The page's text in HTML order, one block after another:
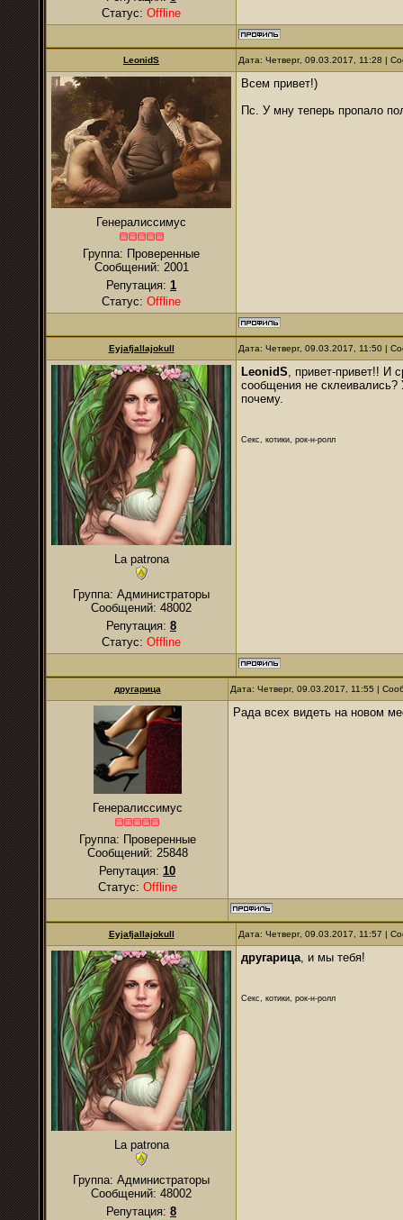
Статус: Offline
LeonidS Дата: Четверг, 09.03.2017, 11:28 |
Генералиссимус
Группа: Проверенные
Сообщений: 2001
Репутация: 1
Статус: Offline
Всем привет!)
Пс. У мну теперь пропало
Eyjafjallajokull Дата: Четверг, 09.03.2017, 11:50 |
La patrona
Группа: Администраторы
Сообщений: 48002
Репутация: 8
Статус: Offline
LeonidS, привет-привет!! И
сообщения не
почему.
Секс, котики, рок-н-ролл
другарица Дата: Четверг, 09.03.2017, 11:55 |
Генералиссимус
Группа: Проверенные
Сообщений: 25848
Репутация: 10
Статус: Offline
Рада всех видеть на новом
Eyjafjallajokull Дата: Четверг, 09.03.2017, 11:57 |
La patrona
Группа: Администраторы
Сообщений: 48002
Репутация: 8
другарица, и мы тебя!
Секс, котики, рок-н-ролл